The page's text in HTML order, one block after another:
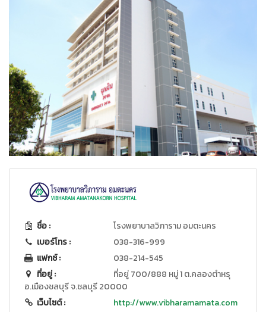
ชื่อ :
โรงพยาบาลวิภาราม อมตะนคร
เบอร์โทร :
038-316-999
แฟกซ์ :
038-214-545
ที่อยู่ :
ที่อยู่ 700/888 หมู่ 1 ต.คลองตำหรุ
อ.เมืองชลบุรี จ.ชลบุรี 20000
เว็บไซต์ :
http://www.vibharamamata.com